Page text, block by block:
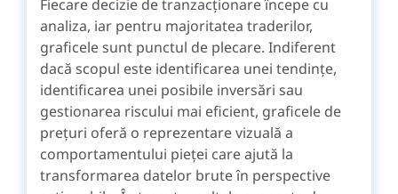
Fiecare decizie de tranzacționare începe cu
analiza, iar pentru majoritatea traderilor,
graficele sunt punctul de plecare. Indiferent
dacă scopul este identificarea unei tendințe,
identificarea unei posibile inversări sau
gestionarea riscului mai eficient, graficele de
prețuri oferă o reprezentare vizuală a
comportamentului pieței care ajută la
transformarea datelor brute în perspective